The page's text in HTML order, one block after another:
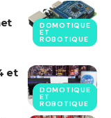
DOMOTIQUE
ET
ROBOTIQUE
DOMOTIQUE
ET
ROBOTIQUE
et